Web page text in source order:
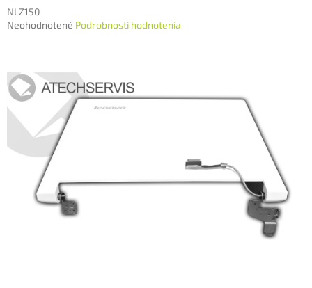
NLZ150
Priemerné
0,0
z
hviezdičiek.
Neohodnotené Podrobnosti hodnotenia